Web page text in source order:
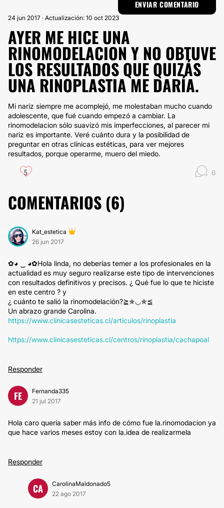
24 jun 2017 · Actualización: 10 oct 2023
AYER ME HICE UNA
RINOMODELACION Y NO OBTUVE
LOS RESULTADOS QUE QUIZÁS
UNA RINOPLASTIA ME DARÍA.
Mi nariz siempre me acomplejó, me molestaban mucho cuando
adolescente, que fué cuando empezó a cambiar. La
rinomodelacion sólo suavizó mis imperfecciones, al parecer mi
nariz es importante. Veré cuánto dura y la posibilidad de
preguntar en otras clínicas estéticas, para ver mejores
resultados, porque operarme, muero del miedo.
5 6
COMENTARIOS (6)
Kat_estetica
26 jun 2017
✿◕ ‿ ◕✿Hola linda, no deberías temer a los profesionales en la
actualidad es muy seguro realizarse este tipo de intervenciones
con resultados definitivos y precisos. ¿ Qué fue lo que te hiciste
en este centro ? y
¿ cuánto te salió la rinomodelación?≧✯◡✯≦
Un abrazo grande Carolina.
https://www.clinicasesteticas.cl/articulos/rinoplastia
https://www.clinicasesteticas.cl/centros/rinoplastia/cachapoal
Responder
FE
Fernanda335
21 jul 2017
Hola caro quería saber más info de cómo fue la.rinomodacion ya
que hace varios meses estoy con la.idea de realizarmela
Responder
CA
CarolinaMaldonado5
22 ago 2017